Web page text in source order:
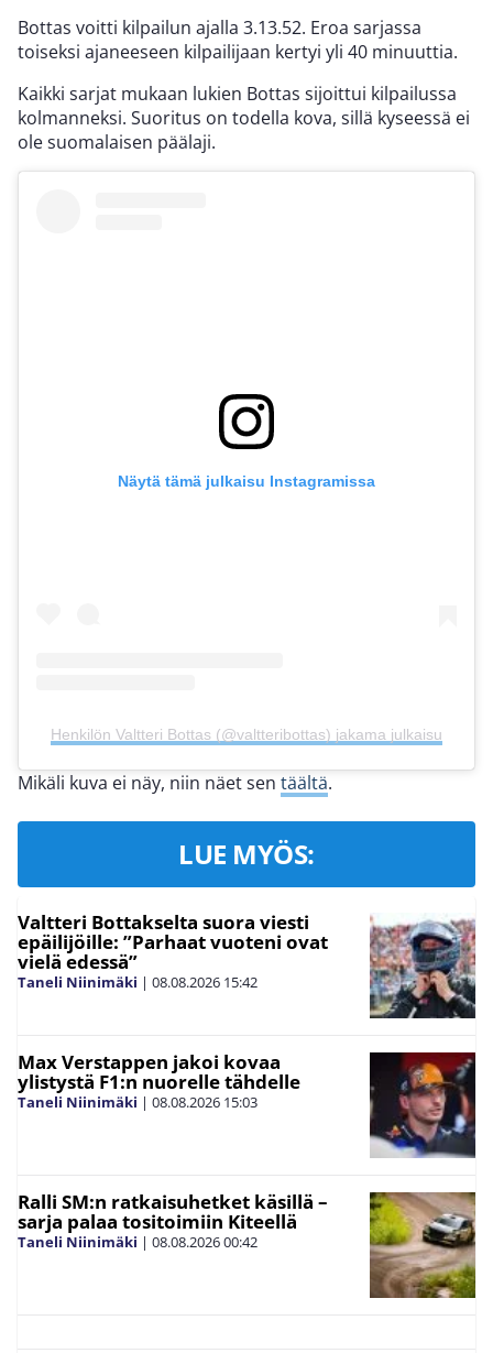
Bottas voitti kilpailun ajalla 3.13.52. Eroa sarjassa
toiseksi ajaneeseen kilpailijaan kertyi yli 40 minuuttia.
Kaikki sarjat mukaan lukien Bottas sijoittui kilpailussa
kolmanneksi. Suoritus on todella kova, sillä kyseessä ei
ole suomalaisen päälaji.
Näytä tämä julkaisu Instagramissa
Henkilön Valtteri Bottas (@valtteribottas) jakama julkaisu
Mikäli kuva ei näy, niin näet sen täältä.
LUE MYÖS:
Valtteri Bottakselta suora viesti
epäilijöille: ”Parhaat vuoteni ovat
vielä edessä”
Taneli Niinimäki | 08.08.2026 15:42
Max Verstappen jakoi kovaa
ylistystä F1:n nuorelle tähdelle
Taneli Niinimäki | 08.08.2026 15:03
Ralli SM:n ratkaisuhetket käsillä –
sarja palaa tositoimiin Kiteellä
Taneli Niinimäki | 08.08.202600:42